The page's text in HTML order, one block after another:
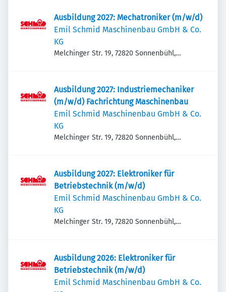
Ausbildung 2027: Mechatroniker (m/w/d)
Emil Schmid Maschinen­bau GmbH & Co.
KG
Melchinger Str. 19, 72820 Sonnenbühl,
Ausbildung 2027: Industriemechaniker
(m/w/d) Fachrichtung Maschinenbau
Emil Schmid Maschinen­bau GmbH & Co.
KG
Melchinger Str. 19, 72820 Sonnenbühl,
Ausbildung 2027: Elektroniker für
Betriebstechnik (m/w/d)
Emil Schmid Maschinen­bau GmbH & Co.
KG
Melchinger Str. 19, 72820 Sonnenbühl,
Ausbildung 2026: Elektroniker für
Betriebstechnik (m/w/d)
Emil Schmid Maschinen­bau GmbH & Co.